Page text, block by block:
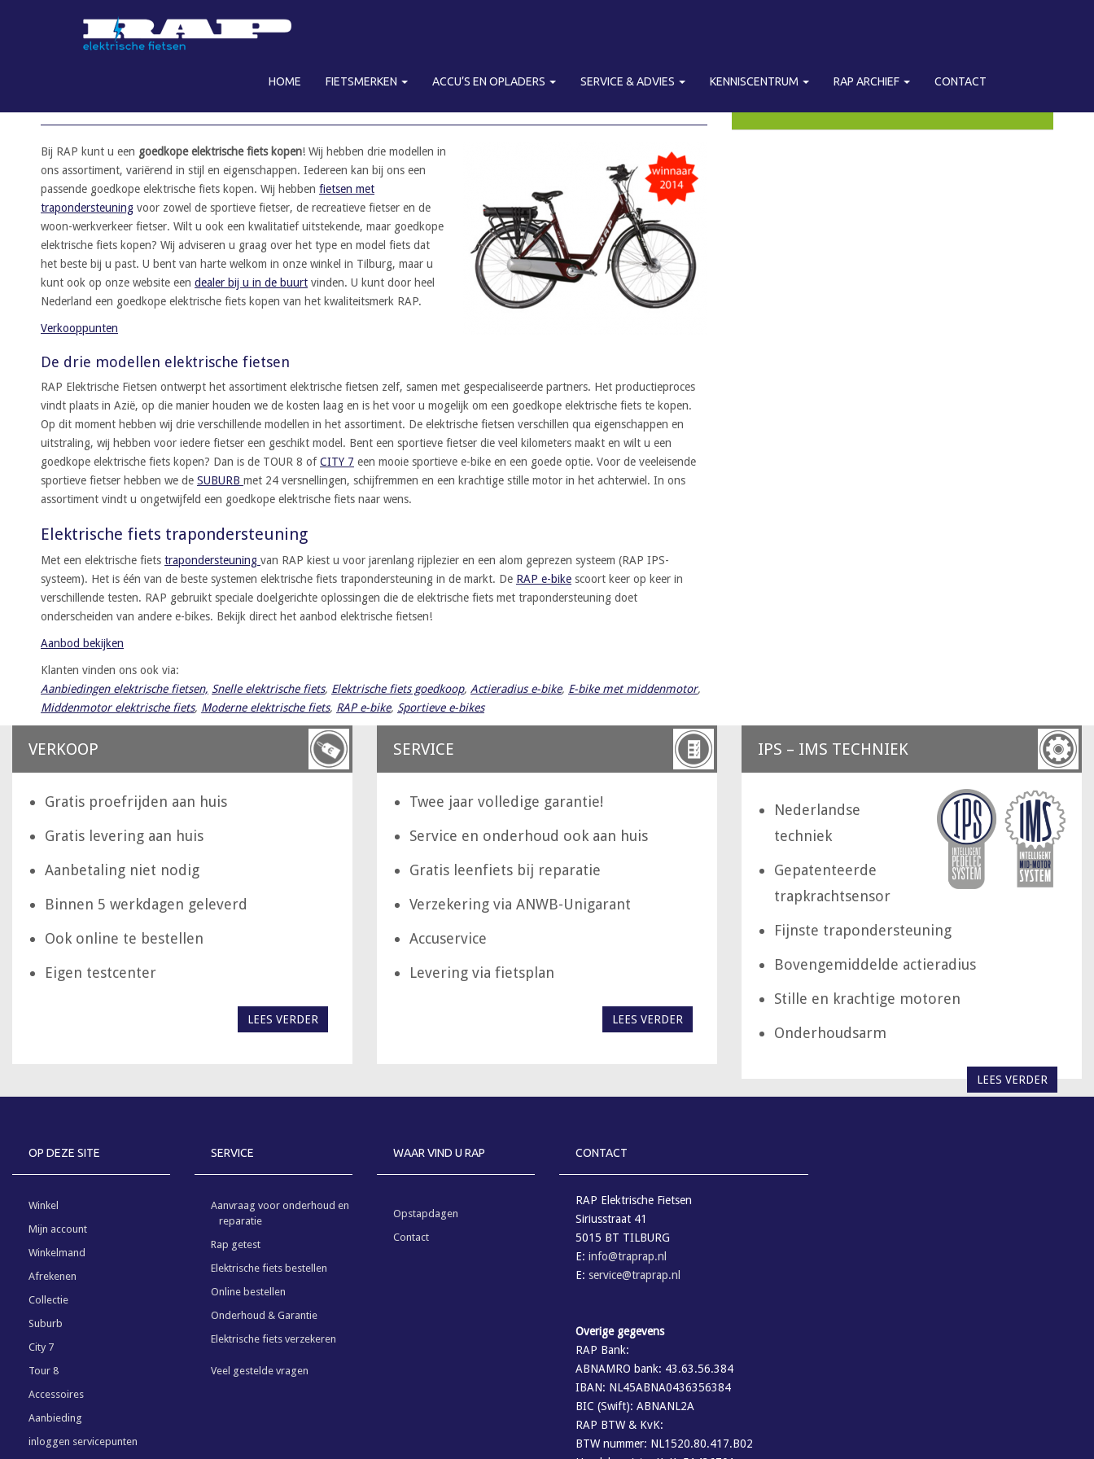
HOME FIETSMERKEN ACCU’S EN OPLADERS SERVICE & ADVIES KENNISCENTRUM RAP ARCHIEF CONTACT
Bij RAP kunt u een goedkope elektrische fiets kopen! Wij hebben drie modellen in
ons assortiment, variërend in stijl en eigenschappen. Iedereen kan bij ons een
passende goedkope elektrische fiets kopen. Wij hebben fietsen met
trapondersteuning voor zowel de sportieve fietser, de recreatieve fietser en de
woon-werkverkeer fietser. Wilt u ook een kwalitatief uitstekende, maar goedkope
elektrische fiets kopen? Wij adviseren u graag over het type en model fiets dat
het beste bij u past. U bent van harte welkom in onze winkel in Tilburg, maar u
kunt ook op onze website een dealer bij u in de buurt vinden. U kunt door heel
Nederland een goedkope elektrische fiets kopen van het kwaliteitsmerk RAP.
Verkooppunten
De drie modellen elektrische fietsen
RAP Elektrische Fietsen ontwerpt het assortiment elektrische fietsen zelf, samen met gespecialiseerde partners. Het productieproces
vindt plaats in Azië, op die manier houden we de kosten laag en is het voor u mogelijk om een goedkope elektrische fiets te kopen.
Op dit moment hebben wij drie verschillende modellen in het assortiment. De elektrische fietsen verschillen qua eigenschappen en
uitstraling, wij hebben voor iedere fietser een geschikt model. Bent een sportieve fietser die veel kilometers maakt en wilt u een
goedkope elektrische fiets kopen? Dan is de TOUR 8 ofCITY 7 een mooie sportieve e-bike en een goede optie. Voor de veeleisende
sportieve fietser hebben we de SUBURB met 24 versnellingen, schijfremmen en een krachtige stille motor in het achterwiel. In ons
assortiment vindt u ongetwijfeld een goedkope elektrische fiets naar wens.
Elektrische fiets trapondersteuning
Met een elektrische fiets trapondersteuning van RAP kiest u voor jarenlang rijplezier en een alom geprezen systeem (RAP IPS-
systeem). Het is één van de beste systemen elektrische fiets trapondersteuning in de markt. De RAP e-bike scoort keer op keer in
verschillende testen. RAP gebruikt speciale doelgerichte oplossingen die de elektrische fiets met trapondersteuning doet
onderscheiden van andere e-bikes. Bekijk direct het aanbod elektrische fietsen!
Aanbod bekijken
Klanten vinden ons ook via:
Aanbiedingen elektrische fietsen, Snelle elektrische fiets, Elektrische fiets goedkoop, Actieradius e-bike, E-bike met middenmotor,
Middenmotor elektrische fiets, Moderne elektrische fiets, RAP e-bike, Sportieve e-bikes
VERKOOP
Gratis proefrijden aan huis
Gratis levering aan huis
Aanbetaling niet nodig
Binnen 5 werkdagen geleverd
Ook online te bestellen
Eigen testcenter
LEES VERDER
SERVICE
Twee jaar volledige garantie!
Service en onderhoud ook aan huis
Gratis leenfiets bij reparatie
Verzekering via ANWB-Unigarant
Accuservice
Levering via fietsplan
LEES VERDER
IPS – IMS TECHNIEK
Nederlandse
techniek
Gepatenteerde
trapkrachtsensor
Fijnste trapondersteuning
Bovengemiddelde actieradius
Stille en krachtige motoren
Onderhoudsarm
LEES VERDER
OP DEZE SITE
Winkel
Mijn account
Winkelmand
Afrekenen
Collectie
Suburb
City 7
Tour 8
Accessoires
Aanbieding
inloggen servicepunten
SERVICE
Aanvraag voor onderhoud en
reparatie
Rap getest
Elektrische fiets bestellen
Online bestellen
Onderhoud & Garantie
Elektrische fiets verzekeren
Veel gestelde vragen
WAAR VIND U RAP
Opstapdagen
Contact
CONTACT
RAP Elektrische Fietsen
Siriusstraat 41
5015 BT TILBURG
E: info@traprap.nl
E: service@traprap.nl
Overige gegevens
RAP Bank:
ABNAMRO bank: 43.63.56.384
IBAN: NL45ABNA0436356384
BIC (Swift): ABNANL2A
RAP BTW & KvK:
BTW nummer: NL1520.80.417.B02